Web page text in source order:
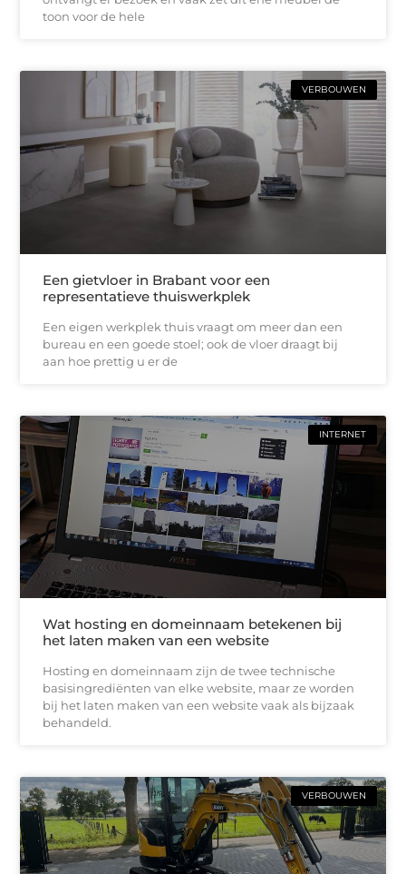
toon voor de hele
VERBOUWEN
Een gietvloer in Brabant voor een
representatieve thuiswerkplek
Een eigen werkplek thuis vraagt om meer dan een
bureau en een goede stoel; ook de vloer draagt bij
aan hoe prettig u er de
INTERNET
Wat hosting en domeinnaam betekenen bij
het laten maken van een website
Hosting en domeinnaam zijn de twee technische
basisingrediënten van elke website, maar ze worden
bij het laten maken van een website vaak als bijzaak
behandeld.
VERBOUWEN